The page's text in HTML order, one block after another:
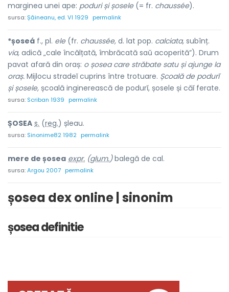
marginea unei ape: poduri și șosele(= fr. chaussée).
sursa:Șăineanu, ed. VI 1929 permalink
*șoseá f., pl. ele(fr. chaussée, d. lat pop. calciata, subînț.
via, adică „cale încălțată, îmbrăcată saŭ acoperită”). Drum
pavat afară din oraș: o șosea care străbate satu și ajunge la
oraș. Mijlocu stradeĭ cuprins între trotuare. Școală de podurĭ
și șosele, școală inginerească de podurĭ, șosele și căĭ ferate.
sursa: Scriban 1939 permalink
ȘOSEA s. (reg.) șleau.
sursa: Sinonime82 1982 permalink
mere de șosea expr. (glum.)balegă de cal.
sursa:Argou 2007 permalink
șosea dex online | sinonim
șosea definitie